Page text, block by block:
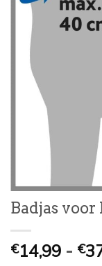
Badjas
€14,99 - €